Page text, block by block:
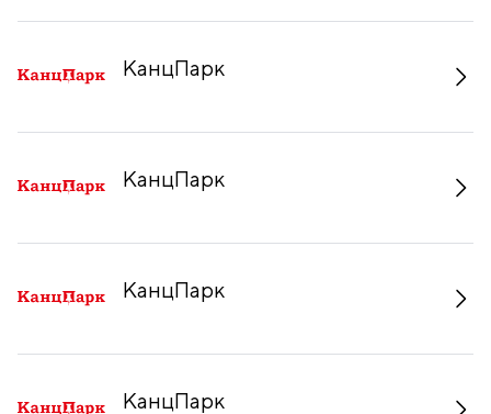
КанцПарк
КанцПарк
КанцПарк
КанцПарк